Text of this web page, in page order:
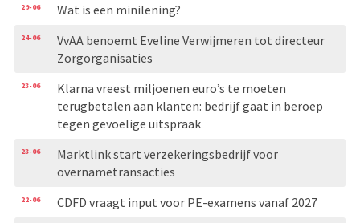
29-06 Wat is een minilening?
24-06
VvAA benoemt Eveline Verwijmeren tot directeur
Zorgorganisaties
23-06
Klarna vreest miljoenen euro’s te moeten
terugbetalen aan klanten: bedrijf gaat in beroep
tegen gevoelige uitspraak
23-06
Marktlink start verzekeringsbedrijf voor
overnametransacties
22-06 CDFD vraagt input voor PE-examens vanaf 2027